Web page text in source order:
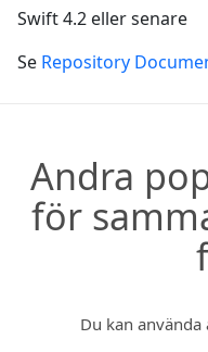
Swift 4.2 eller senare
Se Repository
Andra
för
Du kan